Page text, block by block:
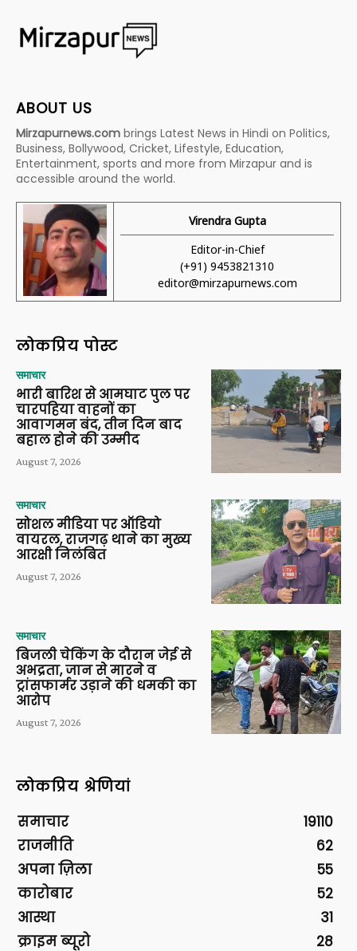
ABOUT US
Mirzapurnews.com brings Latest News in Hindi on Politics,
Business, Bollywood, Cricket, Lifestyle, Education,
Entertainment, sports and more from Mirzapur and is
accessible around the world.
Virendra Gupta
Editor-in-Chief
(+91) 9453821310
editor@mirzapurnews.com
लोकप्रिय पोस्ट
समाचार
भारी बारिश से आमघाट पुल पर
चारपहिया वाहनों का
आवागमन बंद, तीन दिन बाद
बहाल होने की उम्मीद
August 7, 2026
समाचार
सोशल मीडिया पर ऑडियो
वायरल, राजगढ़ थाने का मुख्य
आरक्षी निलंबित
August 7, 2026
समाचार
बिजली चेकिंग के दौरान जेई से
अभद्रता, जान से मारने व
ट्रांसफार्मर उड़ाने की धमकी का
आरोप
August 7, 2026
लोकप्रिय श्रेणियां
समाचार
19110
राजनीति
62
अपना ज़िला
55
कारोबार
52
आस्था
31
क्राइम ब्यूरो
28